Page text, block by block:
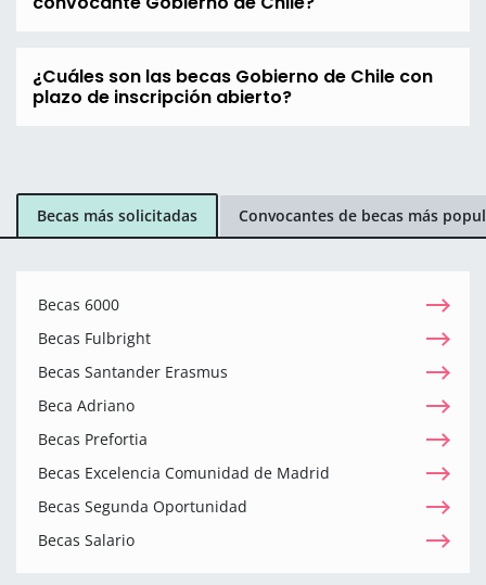
¿Cuáles son las becas Gobierno de Chile con
plazo de inscripción abierto?
Becas más solicitadas Convocantes de becas más
Becas 6000
Becas Fulbright
Becas Santander Erasmus
Beca Adriano
Becas Prefortia
Becas Excelencia Comunidad de Madrid
Becas Segunda Oportunidad
Becas Salario